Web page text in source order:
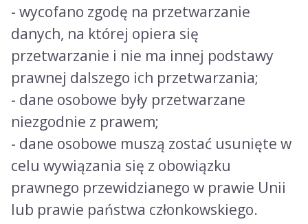
- wycofano zgodę na przetwarzanie
danych, na której opiera się
przetwarzanie i nie ma innej podstawy
prawnej dalszego ich przetwarzania;
- dane osobowe były przetwarzane
niezgodnie z prawem;
- dane osobowe muszą zostać usunięte w
celu wywiązania się z obowiązku
prawnego przewidzianego w prawie Unii
lub prawie państwa członkowskiego.